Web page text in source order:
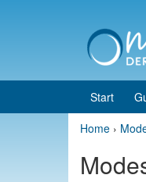
Start
Home ›